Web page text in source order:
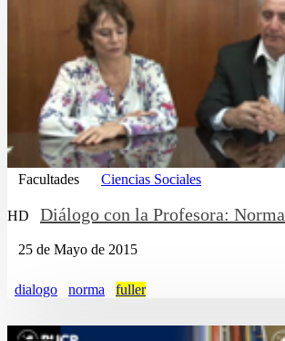
Facultades Ciencias Sociales
HD Diálogo con la Profesora: Norma
25 de Mayo de 2015
dialogo norma fuller